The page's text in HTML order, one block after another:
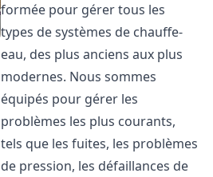
formée pour gérer tous les
types de systèmes de chauffe-
eau, des plus anciens aux plus
modernes. Nous sommes
équipés pour gérer les
problèmes les plus courants,
tels que les fuites, les problèmes
de pression, les défaillances de